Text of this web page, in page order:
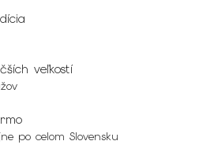
veľkostí
po celom Slovensku